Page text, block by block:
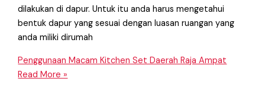
dilakukan di dapur. Untuk itu anda harus mengetahui
bentuk dapur yang sesuai dengan luasan ruangan yang
anda miliki dirumah
Penggunaan Macam Kitchen Set Daerah Raja Ampat
Read More »